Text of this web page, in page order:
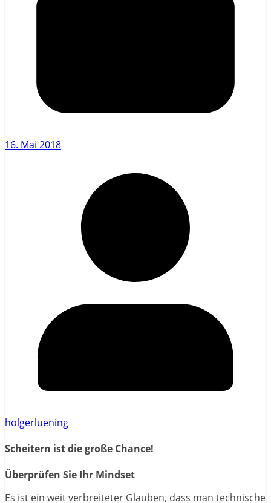
16. Mai 2018
holgerluening
Scheitern ist die große Chance!
Überprüfen Sie Ihr Mindset
Es ist ein weit verbreiteter Glauben, dass man technische